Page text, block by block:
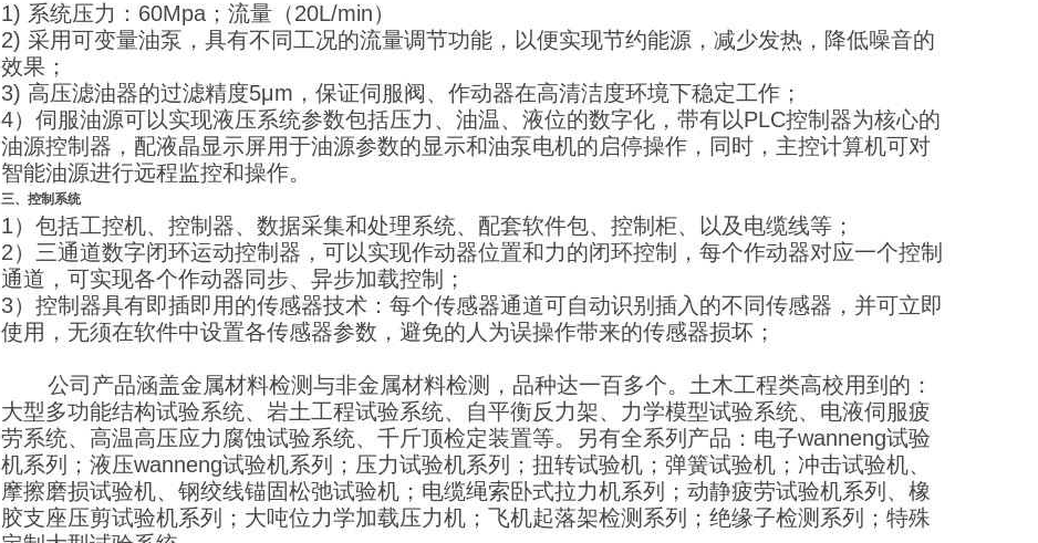
1) 系统压力：60Mpa；流量（20L/min）
2) 采用可变量油泵，具有不同工况的流量调节功能，以便实现节约能源，减少发热，降低噪音的
效果；
3) 高压滤油器的过滤精度5μm，保证伺服阀、作动器在高清洁度环境下稳定工作；
4）伺服油源可以实现液压系统参数包括压力、油温、液位的数字化，带有以PLC控制器为核心的
油源控制器，配液晶显示屏用于油源参数的显示和油泵电机的启停操作，同时，主控计算机可对
智能油源进行远程监控和操作。
三、 控制系统
1）包括工控机、控制器、数据采集和处理系统、配套软件包、控制柜、以及电缆线等；
2）三通道数字闭环运动控制器，可以实现作动器位置和力的闭环控制，每个作动器对应一个控制
通道，可实现各个作动器同步、异步加载控制；
3）控制器具有即插即用的传感器技术：每个传感器通道可自动识别插入的不同传感器，并可立即
使用，无须在软件中设置各传感器参数，避免的人为误操作带来的传感器损坏；
公司产品涵盖金属材料检测与非金属材料检测，品种达一百多个。土木工程类高校用到的：
大型多功能结构试验系统、岩土工程试验系统、自平衡反力架、力学模型试验系统、电液伺服疲
劳系统、高温高压应力腐蚀试验系统、千斤顶检定装置等。另有全系列产品：电子wanneng试验
机系列；液压wanneng试验机系列；压力试验机系列；扭转试验机；弹簧试验机；冲击试验机、
摩擦磨损试验机、钢绞线锚固松弛试验机；电缆绳索卧式拉力机系列；动静疲劳试验机系列、橡
胶支座压剪试验机系列；大吨位力学加载压力机；飞机起落架检测系列；绝缘子检测系列；特殊